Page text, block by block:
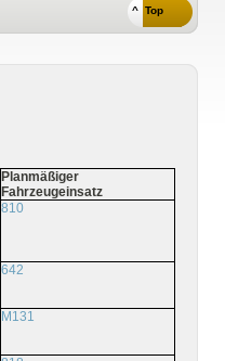
^ Top
Planmäßiger
Fahrzeugeinsatz
810
642
M131